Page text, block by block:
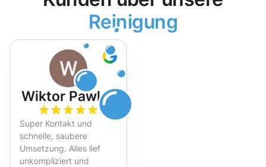
Reinigung
Wiktor Pawlak
Super Kontakt und
schnelle, saubere
Umsetzung. Alles lief
unkompliziert und